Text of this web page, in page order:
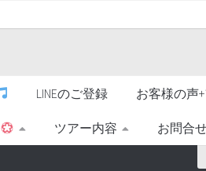
LINEのご登録 お客様の声
ツアー内容 お問合